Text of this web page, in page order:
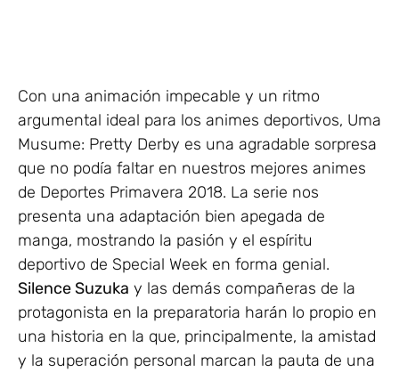
Con una animación impecable y un ritmo
argumental ideal para los animes deportivos, Uma
Musume: Pretty Derby es una agradable sorpresa
que no podía faltar en nuestros mejores animes
de Deportes Primavera 2018. La serie nos
presenta una adaptación bien apegada de
manga, mostrando la pasión y el espíritu
deportivo de Special Week en forma genial.
Silence Suzuka y las demás compañeras de la
protagonista en la preparatoria harán lo propio en
una historia en la que, principalmente, la amistad
y la superación personal marcan la pauta de una